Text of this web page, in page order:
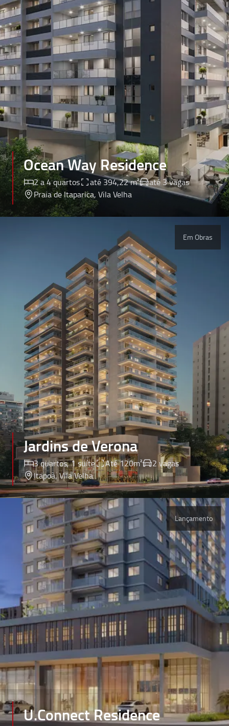
Ocean Way Residence
2 a 4 quartos até 394,22 m²
até 3 vagas
Praia de Itaparica, Vila Velha
Em Obras
Jardins de Verona
3 quartos, 1 suíte Até 120m²
2 vagas
Itapoã, Vila Velha
Lançamento
U.Connect Residence